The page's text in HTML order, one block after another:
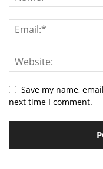
Save my name,
next time I comment.